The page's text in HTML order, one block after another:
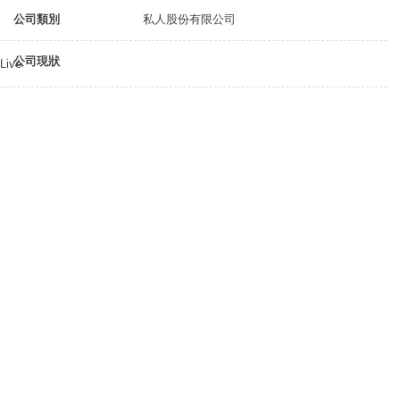
公司類別 私人股份有限公司
公司現狀
Live